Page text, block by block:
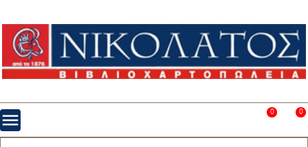
menu 0
favorite_border 0
shopping_cart